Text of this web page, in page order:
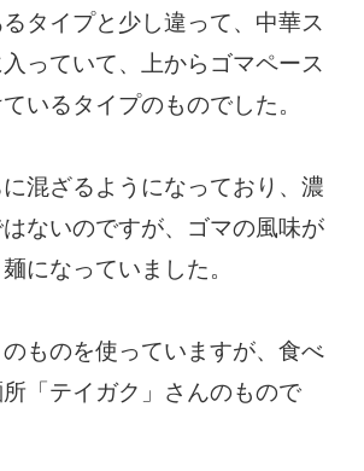
タイプと少し違って、中華ス
っていて、上からゴマペース
いるタイプのものでした。
混ざるようになっており、濃
ないのですが、ゴマの風味が
になっていました。
ものを使っていますが、食べ
「テイガク」さんのもので